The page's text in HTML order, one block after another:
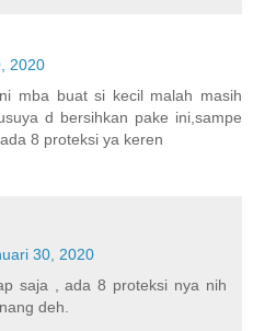
2020
mba buat si kecil malah masih
d bersihkan pake ini,sampe
8 proteksi ya keren
30, 2020
saja , ada 8 proteksi nya nih
deh.